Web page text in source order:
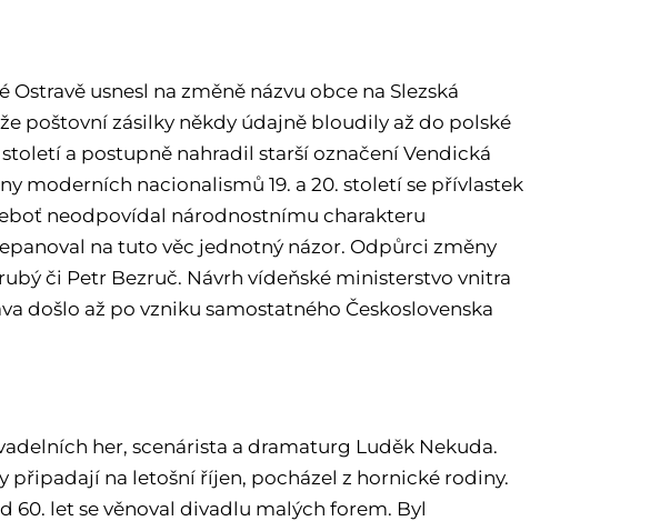
Ostravě usnesl na změně názvu obce na Slezská
poštovní zásilky někdy údajně bloudily až do polské
století a postupně nahradil starší označení Vendická
moderních nacionalismů 19. a 20. století se přívlastek
neodpovídal národnostnímu charakteru
na tuto věc jednotný názor. Odpůrci změny
či Petr Bezruč. Návrh vídeňské ministerstvo vnitra
došlo až po vzniku samostatného Československa
her, scenárista a dramaturg Luděk Nekuda.
připadají na letošní říjen, pocházel z hornické rodiny.
60. let se věnoval divadlu malých forem. Byl